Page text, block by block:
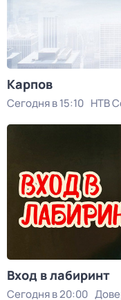
Карпов
Сегодня в 15:10 НТВ
Вход в лабиринт
Сегодня в 20:00